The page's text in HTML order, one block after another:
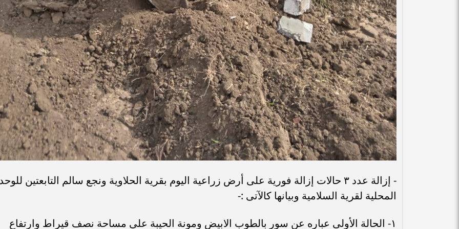
- إزالة عدد ٣ حالات إزالة فورية على أرض زراعية اليوم بقرية الحلاوية ونجع سالم التابعتين
المحلية لقرية السلامية وبيانها كالآتى :-
١- الحالة الأولى عباره عن سور بالطوب الابيض ومونة الحيبة على مساحة نصف قيراط وارتفاع